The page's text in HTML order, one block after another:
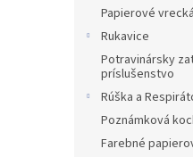
Papierové
Rukavice
Potravinársky
príslušenstvo
Rúška a
Poznámková
Farebné